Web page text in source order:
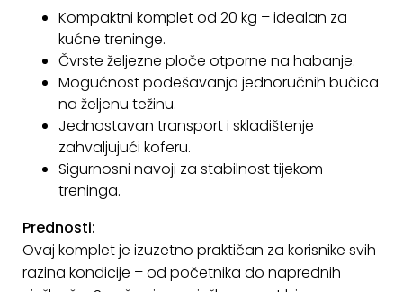
Pravila
kolačićima
Kompaktni komplet od 20 kg – idealan za
kućne treninge.
Čvrste željezne ploče otporne na habanje.
Mogućnost podešavanja jednoručnih bučica
na željenu težinu.
Jednostavan transport i skladištenje
zahvaljujući koferu.
Sigurnosni navoji za stabilnost tijekom
treninga.
Prednosti:
Ovaj komplet je izuzetno praktičan za korisnike svih
razina kondicije – od početnika do naprednih